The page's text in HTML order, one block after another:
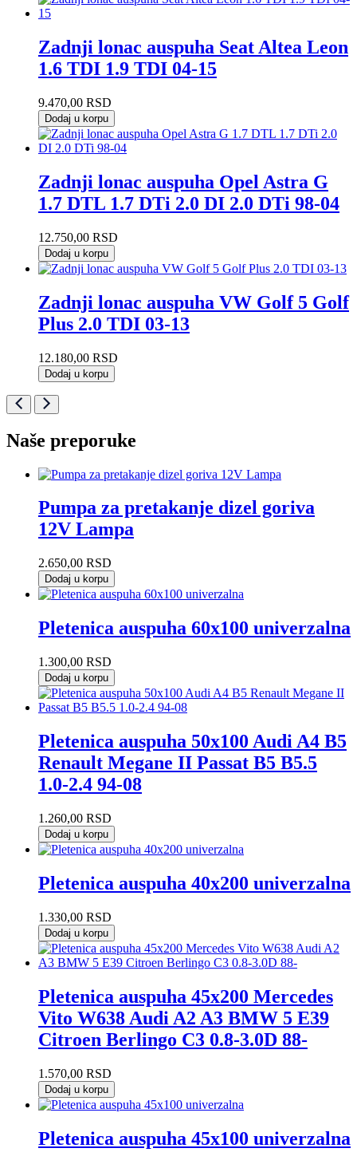
Zadnji lonac auspuha Seat Altea Leon
1.6 TDI 1.9 TDI 04-15
9.470,00 RSD
Dodaj u korpu
Zadnji lonac auspuha Opel Astra G
1.7 DTL 1.7 DTi 2.0 DI 2.0 DTi 98-04
12.750,00 RSD
Dodaj u korpu
Zadnji lonac auspuha VW Golf 5 Golf
Plus 2.0 TDI 03-13
12.180,00 RSD
Dodaj u korpu
Naše preporuke
Pumpa za pretakanje dizel goriva
12V Lampa
2.650,00 RSD
Dodaj u korpu
Pletenica auspuha 60x100 univerzalna
1.300,00 RSD
Dodaj u korpu
Pletenica auspuha 50x100 Audi A4 B5
Renault Megane II Passat B5 B5.5
1.0-2.4 94-08
1.260,00 RSD
Dodaj u korpu
Pletenica auspuha 40x200 univerzalna
1.330,00 RSD
Dodaj u korpu
Pletenica auspuha 45x200 Mercedes
Vito W638 Audi A2 A3 BMW 5 E39
Citroen Berlingo C3 0.8-3.0D 88-
1.570,00 RSD
Dodaj u korpu
Pletenica auspuha 45x100 univerzalna